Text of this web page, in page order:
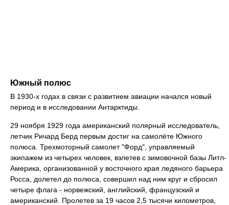
Южный полюс
В 1930-х годах в связи с развитием авиации начался новый
период и в исследовании Антарктиды.
29 ноября 1929 года американский полярный исследователь,
летчик Ричард Берд первым достиг на самолёте Южного
полюса. Трехмоторный самолет "Форд", управляемый
экипажем из четырех человек, взлетев с зимовочной базы Литл-
Америка, организованной у восточного края ледяного барьера
Росса, долетел до полюса, совершил над ним круг и сбросил
четыре флага - норвежский, английский, французский и
американский. Пролетев за 19 часов 2,5 тысячи километров,